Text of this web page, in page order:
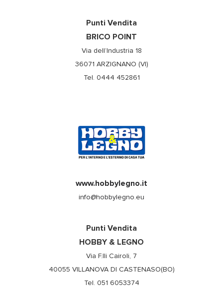
Punti Vendita
BRICO POINT
Via dell’Industria 18
36071 ARZIGNANO (VI)
Tel. 0444 452861
www.hobbylegno.it
info@hobbylegno.eu
Punti Vendita
HOBBY & LEGNO
Via F.lli Cairoli, 7
40055 VILLANOVA DI CASTENASO(BO)
Tel. 051 6053374